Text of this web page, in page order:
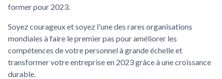
former pour 2023.
Soyez courageux et soyez l'une des rares organisations
mondiales à faire le premier pas pour améliorer les
compétences de votre personnel à grande échelle et
transformer votre entreprise en 2023 grâce à une croissance
durable.